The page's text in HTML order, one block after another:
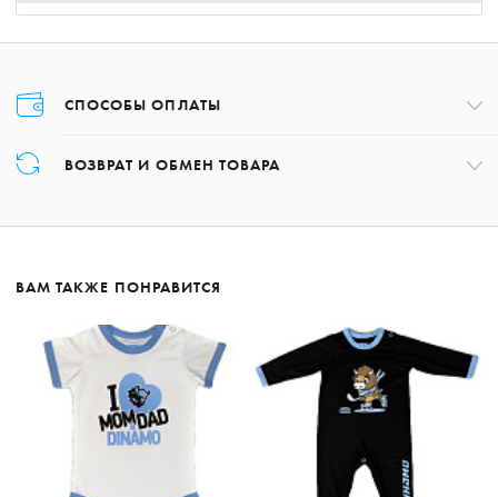
СПОСОБЫ ОПЛАТЫ
заказа.
Подробнее об оплате
ВОЗВРАТ И ОБМЕН ТОВАРА
получения заказа, обратившись по номеру +375 17 227-01-97 либо,
ВАМ ТАКЖЕ ПОНРАВИТСЯ